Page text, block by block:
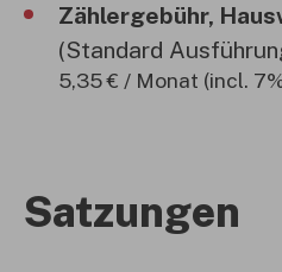
Zählergebühr,
(Standard
5,35 € / Monat (incl.
Satzungen